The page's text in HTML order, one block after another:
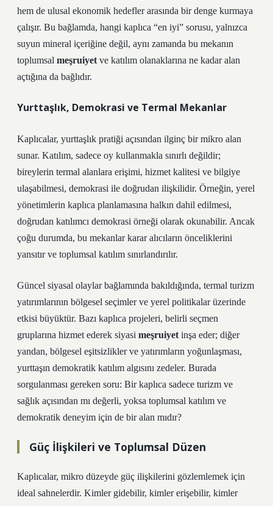
hem de ulusal ekonomik hedefler arasında bir denge kurmaya
çalışır. Bu bağlamda, hangi kaplıca “en iyi” sorusu, yalnızca
suyun mineral içeriğine değil, aynı zamanda bu mekanın
toplumsal meşruiyet ve katılım olanaklarına ne kadar alan
açtığına da bağlıdır.
Yurttaşlık, Demokrasi ve Termal Mekanlar
Kaplıcalar, yurttaşlık pratiği açısından ilginç bir mikro alan
sunar. Katılım, sadece oy kullanmakla sınırlı değildir;
bireylerin termal alanlara erişimi, hizmet kalitesi ve bilgiye
ulaşabilmesi, demokrasi ile doğrudan ilişkilidir. Örneğin, yerel
yönetimlerin kaplıca planlamasına halkın dahil edilmesi,
doğrudan katılımcı demokrasi örneği olarak okunabilir. Ancak
çoğu durumda, bu mekanlar karar alıcıların önceliklerini
yansıtır ve toplumsal katılım sınırlandırılır.
Güncel siyasal olaylar bağlamında bakıldığında, termal turizm
yatırımlarının bölgesel seçimler ve yerel politikalar üzerinde
etkisi büyüktür. Bazı kaplıca projeleri, belirli seçmen
gruplarına hizmet ederek siyasi meşruiyet inşa eder; diğer
yandan, bölgesel eşitsizlikler ve yatırımların yoğunlaşması,
yurttaşın demokratik katılım algısını zedeler. Burada
sorgulanması gereken soru: Bir kaplıca sadece turizm ve
sağlık açısından mı değerli, yoksa toplumsal katılım ve
demokratik deneyim için de bir alan mıdır?
Güç İlişkileri ve Toplumsal Düzen
Kaplıcalar, mikro düzeyde güç ilişkilerini gözlemlemek için
ideal sahnelerdir. Kimler gidebilir, kimler erişebilir, kimler